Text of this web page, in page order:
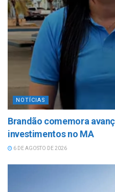
NOTÍCIAS
Brandão comemora
investimentos no MA
6 DE AGOSTO DE 2026